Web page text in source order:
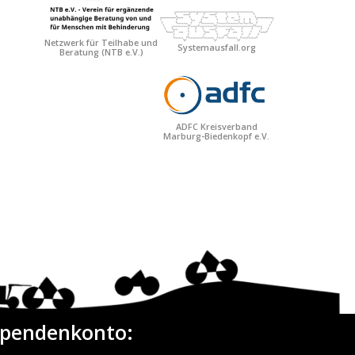
Netzwerk für Teilhabe und
Beratung (NTB e.V.) Systemausfall.org
ADFC Kreisverband
Marburg-Biedenkopf e.V.